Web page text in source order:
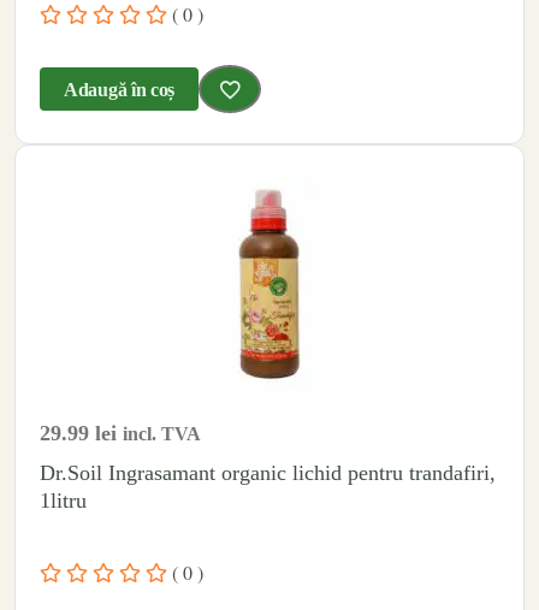
( 0 )
Adaugă în coș
29.99 lei incl. TVA
Dr.Soil Ingrasamant organic lichid pentru trandafiri,
1litru
( 0 )